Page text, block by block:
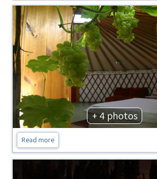
+ 4 photos
Read more